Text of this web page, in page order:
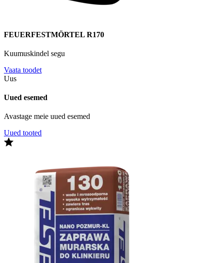
FEUERFESTMÖRTEL R170
Kuumuskindel segu
Vaata toodet
Uus
Uued esemed
Avastage meie uued esemed
Uued tooted